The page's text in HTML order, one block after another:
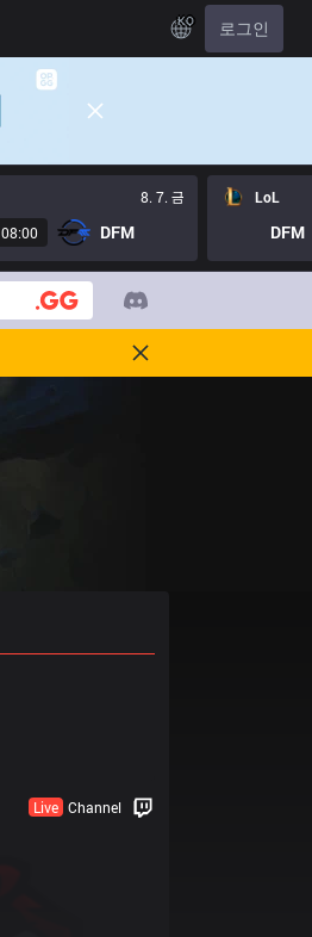
KO 로그인
8. 7. 금
08:00 DFM
LoL
DFM
Live Channel